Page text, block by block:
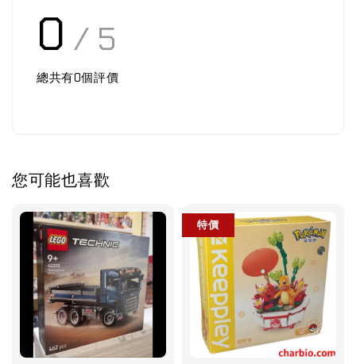
0 / 5
總共有0個評價
您可能也喜歡
特價